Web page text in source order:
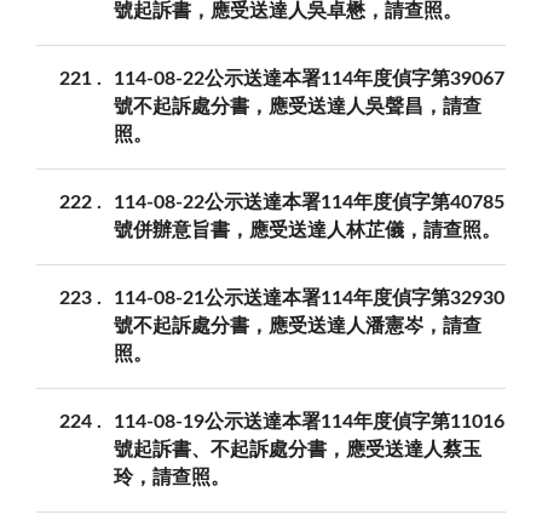
號起訴書，應受送達人吳卓懋，請查照。
221
114-08-22公示送達本署114年度偵字第39067
號不起訴處分書，應受送達人吳聲昌，請查
照。
222
114-08-22公示送達本署114年度偵字第40785
號併辦意旨書，應受送達人林芷儀，請查照。
223
114-08-21公示送達本署114年度偵字第32930
號不起訴處分書，應受送達人潘憲岑，請查
照。
224
114-08-19公示送達本署114年度偵字第11016
號起訴書、不起訴處分書，應受送達人蔡玉
玲，請查照。